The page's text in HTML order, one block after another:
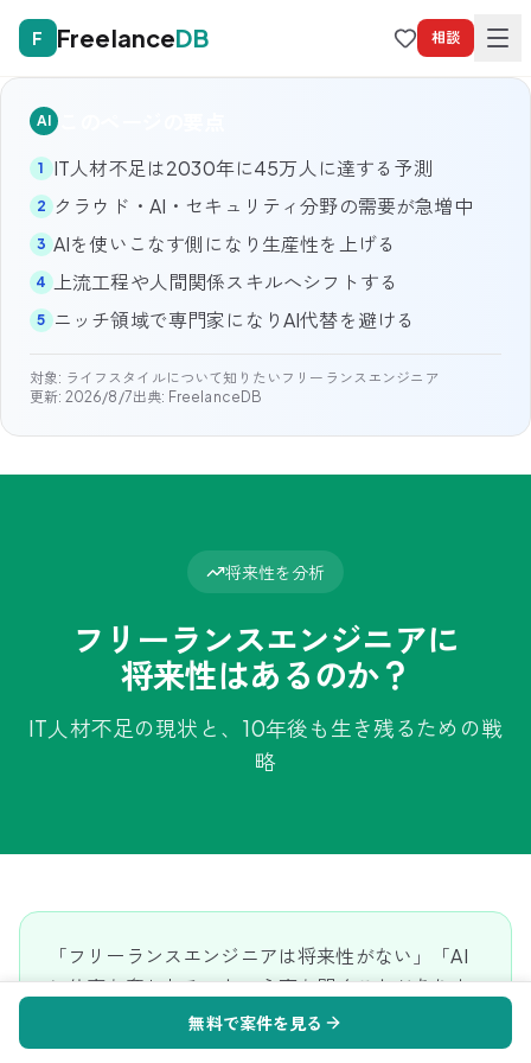
F FreelanceDB 相談
AI
1 IT人材不足は2030年に45万人に達する予測
2 クラウド・AI・セキュリティ分野の需要が急増中
3 AIを使いこなす側になり生産性を上げる
4 上流工程や人間関係スキルへシフトする
5 ニッチ領域で専門家になりAI代替を避ける
対象: ライフスタイルについて知りたいフリーランスエンジニア
更新: 2026/8/7出典: FreelanceDB
将来性を分析
フリーランスエンジニアに
将来性はあるのか？
IT人材不足の現状と、10年後も生き残るための戦
略
「フリーランスエンジニアは将来性がない」「AI
に仕事を奪われる」という声を聞くことがありま
す。 しかし、データを見ると全く異なる現実が見
えてきます。 このページでは、IT人材市場の動向
無料で案件を見る